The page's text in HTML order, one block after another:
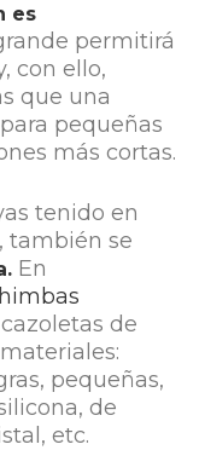
es
permitirá
con ello,
que una
pequeñas
más cortas.
tenido en
también se
En
de
pequeñas,
de
etc.